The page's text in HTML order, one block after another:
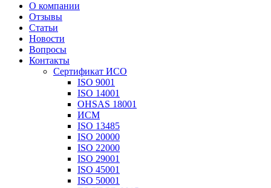
О компании
Отзывы
Статьи
Новости
Вопросы
Контакты
Сертификат ИСО
ISO 9001
ISO 14001
OHSAS 18001
ИСМ
ISO 13485
ISO 20000
ISO 22000
ISO 29001
ISO 45001
ISO 50001